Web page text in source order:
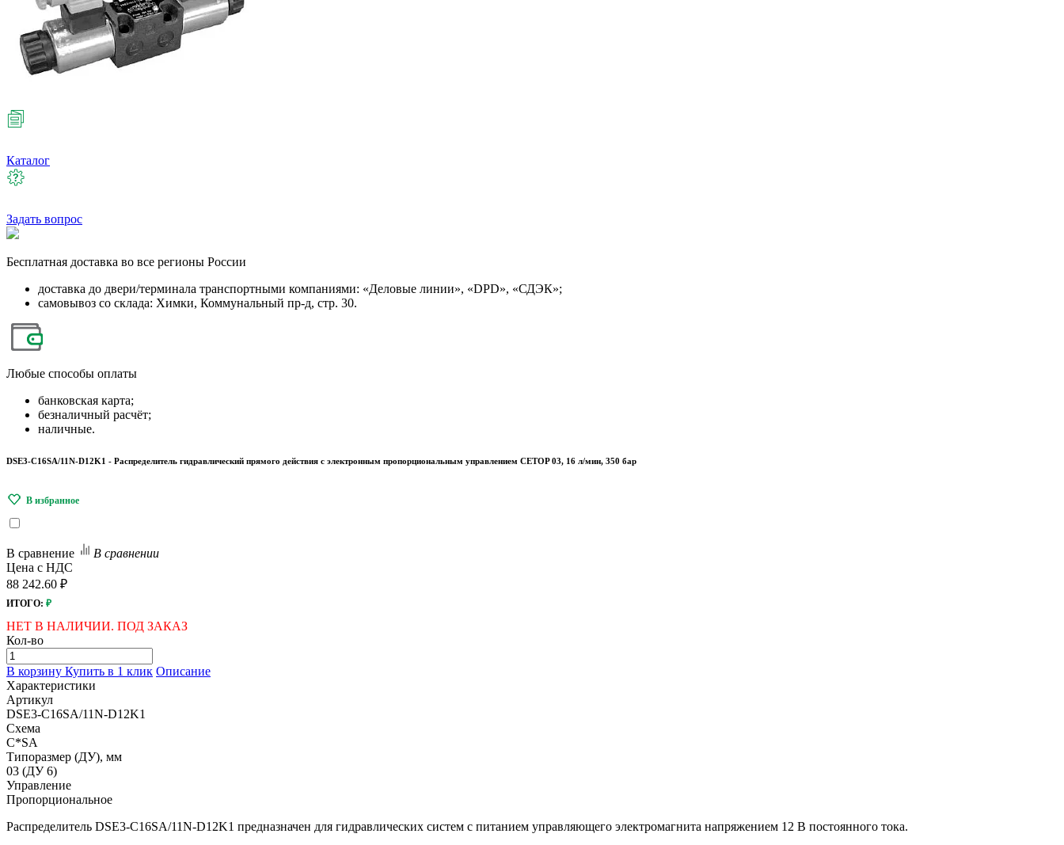
Каталог
Задать вопрос
Бесплатная доставка во все регионы России
доставка до двери/терминала транспортными компаниями: «Деловые линии», «DPD», «СДЭК»;
самовывоз со склада: Химки, Коммунальный пр-д, стр. 30.
Любые способы оплаты
банковская карта;
безналичный расчёт;
наличные.
DSE3-C16SA/11N-D12K1 - Распределитель гидравлический прямого действия с электронным пропорциональным управлением CETOP 03, 16 л/мин, 350 бар
В сравнение
В сравнении
Цена с НДС
88 242.60 ₽
ИТОГО: ₽
НЕТ В НАЛИЧИИ. ПОД ЗАКАЗ
Кол-во
В корзину Купить в 1 клик Описание
Характеристики
Артикул
DSE3-C16SA/11N-D12K1
Схема
C*SA
Типоразмер (ДУ), мм
03 (ДУ 6)
Управление
Пропорциональное
Распределитель DSE3-C16SA/11N-D12K1 предназначен для гидравлических систем с питанием управляющего электромагнита напряжением 12 В постоянного тока.